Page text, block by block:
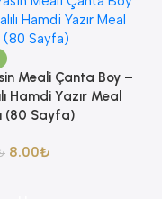
Meali Çanta Boy –
Hamdi Yazır Meal
(80 Sayfa)
8.00₺